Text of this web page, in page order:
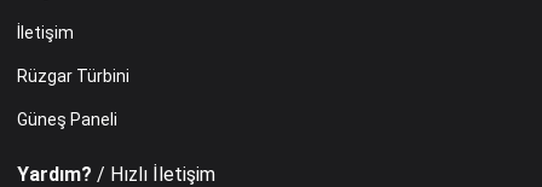
İletişim
Rüzgar Türbini
Güneş Paneli
Yardım? / Hızlı İletişim